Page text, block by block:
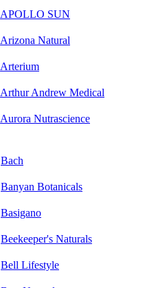
APOLLO SUN
Arizona Natural
Arterium
Arthur Andrew Medical
Aurora Nutrascience
Bach
Banyan Botanicals
Basigano
Beekeeper's Naturals
Bell Lifestyle